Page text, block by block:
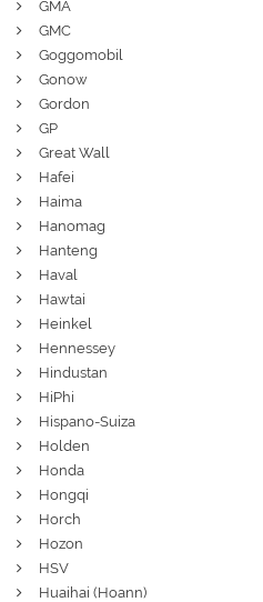
GMA
GMC
Goggomobil
Gonow
Gordon
GP
Great Wall
Hafei
Haima
Hanomag
Hanteng
Haval
Hawtai
Heinkel
Hennessey
Hindustan
HiPhi
Hispano-Suiza
Holden
Honda
Hongqi
Horch
Hozon
HSV
Huaihai (Hoann)